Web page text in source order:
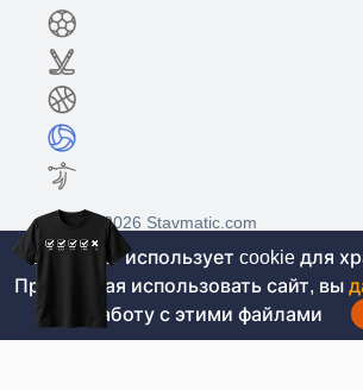
©2017-2026 Stavmatic.com
Для лиц старше 18 лет. На
проводятся игры на денежные
Этот сайт использует cookie для
Продолжая использовать сайт, вы
работу с этими файлами